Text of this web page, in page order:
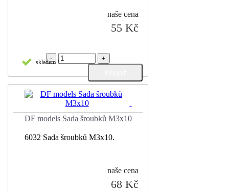
naše cena
55 Kč
skladem 1
- +
DF models Sada šroubků M3x10
6032 Sada šroubků M3x10.
naše cena
68 Kč